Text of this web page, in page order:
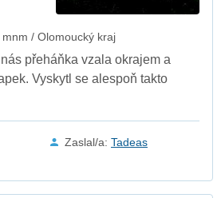
/ Olomoucký kraj
přeháňka vzala okrajem a
Vyskytl se alespoň takto
Zaslal/a: Tadeas